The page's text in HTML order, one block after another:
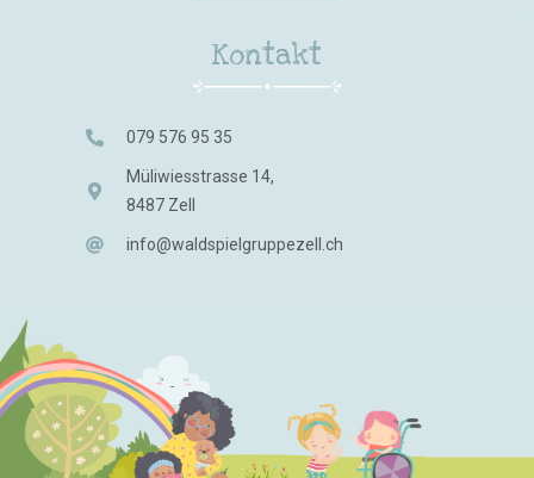
Kontakt
079 576 95 35
Müliwiesstrasse 14,
8487 Zell
info@waldspielgruppezell.ch